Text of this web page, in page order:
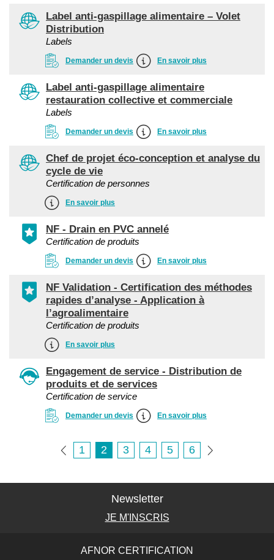
Label anti-gaspillage alimentaire – Volet
Distribution
Labels
Demander un devis En savoir plus
Label anti-gaspillage alimentaire
restauration collective et commerciale
Labels
Demander un devis En savoir plus
Chef de projet éco-conception et analyse du
cycle de vie
Certification de personnes
En savoir plus
NF - Drain en PVC annelé
Certification de produits
Demander un devis En savoir plus
NF Validation - Certification des méthodes
rapides d’analyse - Application à
l’agroalimentaire
Certification de produits
En savoir plus
Engagement de service - Distribution de
produits et de services
Certification de service
Demander un devis En savoir plus
1 2 3 4 5 6
Newsletter
JE M'INSCRIS
AFNOR CERTIFICATION